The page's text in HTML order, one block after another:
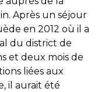
Après un séjour
en 2012 où il a
du district de
et deux mois de
liées aux
il aurait été